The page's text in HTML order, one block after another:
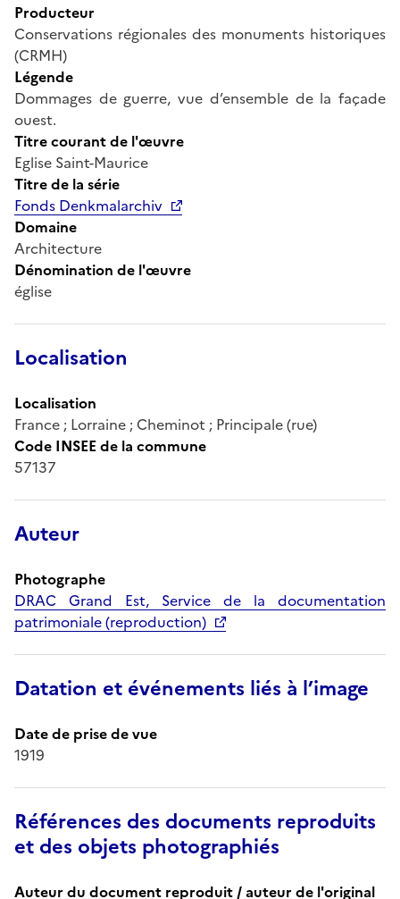
Producteur
Conservations régionales des monuments historiques
(CRMH)
Légende
Dommages de guerre, vue d’ensemble de la façade
ouest.
Titre courant de l'œuvre
Eglise Saint-Maurice
Titre de la série
Fonds Denkmalarchiv
Domaine
Architecture
Dénomination de l'œuvre
église
Localisation
Localisation
France ; Lorraine ; Cheminot ; Principale (rue)
Code INSEE de la commune
57137
Auteur
Photographe
DRAC Grand Est, Service de la documentation
patrimoniale (reproduction)
Datation et événements liés à l’image
Date de prise de vue
1919
Références des documents reproduits
et des objets photographiés
Auteur du document reproduit / auteur de l'original